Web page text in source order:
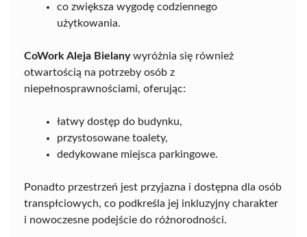
co zwiększa wygodę codziennego
użytkowania.
CoWork Aleja Bielanywyróżnia się również
otwartością na potrzeby osób z
niepełnosprawnościami, oferując:
łatwy dostęp do budynku,
przystosowane toalety,
dedykowane miejsca parkingowe.
Ponadto przestrzeń jest przyjazna i dostępna dla osób
transpłciowych, co podkreśla jej inkluzyjny charakter
i nowoczesne podejście do różnorodności.